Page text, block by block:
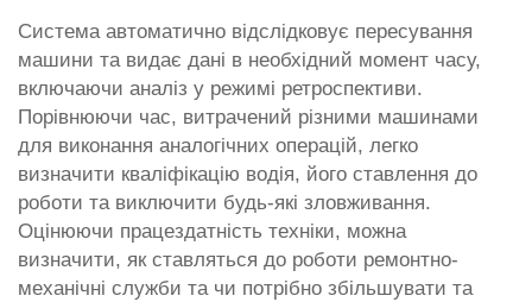
Система автоматично відслідковує пересування
машини та видає дані в необхідний момент часу,
включаючи аналіз у режимі ретроспективи.
Порівнюючи час, витрачений різними машинами
для виконання аналогічних операцій, легко
визначити кваліфікацію водія, його ставлення до
роботи та виключити будь-які зловживання.
Оцінюючи працездатність техніки, можна
визначити, як ставляться до роботи ремонтно-
механічні служби та чи потрібно збільшувати та